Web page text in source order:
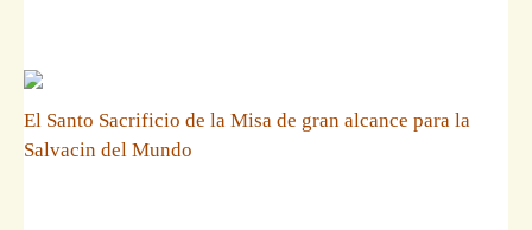
El Santo Sacrificio de la Misa de gran alcance para la
Salvacin del Mundo